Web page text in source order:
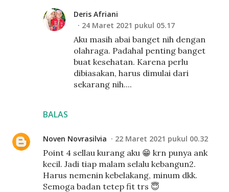
BALAS
Deris Afriani
24 Maret 2021 pukul 05.17
Aku masih abai banget nih dengan
olahraga. Padahal penting banget
buat kesehatan. Karena perlu
dibiasakan, harus dimulai dari
sekarang nih....
Noven Novrasilvia 22 Maret 2021 pukul 00.32
Point 4 sellau kurang aku 😁 krn punya ank
kecil. Jadi tiap malam selalu kebangun2.
Harus nemenin kebelakang, minum dkk.
Semoga badan tetep fit trs 😇